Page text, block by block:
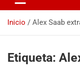
Inicio Alex Saab
Etiqueta: